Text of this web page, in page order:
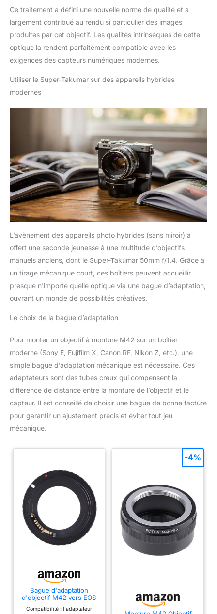
Ce traitement a défini une nouvelle norme de qualité et a
largement contribué au rendu si particulier des images
produites par cet objectif. Les qualités intrinsèques de cette
optique la rendent parfaitement compatible avec les
exigences des capteurs numériques modernes.
Utiliser le Super-Takumar sur des appareils hybrides
modernes
L’avènement des appareils photo hybrides (sans miroir) a
offert une seconde jeunesse à une multitude d’objectifs
manuels anciens, dont le Super-Takumar 50mm f/1.4. Grâce à
un tirage mécanique court, ces boîtiers peuvent accueillir
presque n’importe quelle optique via une bague d’adaptation,
ouvrant un monde de possibilités créatives.
Le choix de la bague d’adaptation
Pour monter un objectif à monture M42 sur un boîtier
moderne (Sony E, Fujifilm X, Canon RF, Nikon Z, etc.), une
simple bague d’adaptation mécanique est nécessaire. Ces
adaptateurs sont des tubes creux qui compensent la
différence de distance entre la monture de l’objectif et le
capteur. Il est conseillé de choisir une bague de bonne facture
pour garantir un ajustement précis et éviter tout jeu
mécanique.
Bague d'adaptation
d'objectif M42 vers EOS
non
Compatibilité : l'adaptateur
-4%